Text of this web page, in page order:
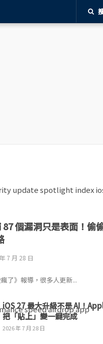
87 個漏洞只是表面！偷
7 月 28 日
了》報導，很多人更新...
iOS 27 最大升級不是 AI！
把「貼上」變一鍵完成
2026 年 7 月 28 日